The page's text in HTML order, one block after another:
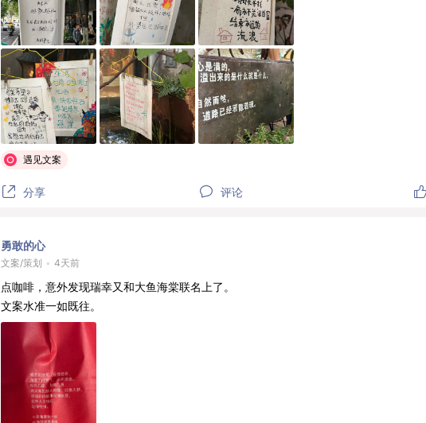
遇见文案
分享 评论
勇敢的心
文案/策划 • 4天前
点咖啡，意外发现瑞幸又和大鱼海棠联名上了。
文案水准一如既往。